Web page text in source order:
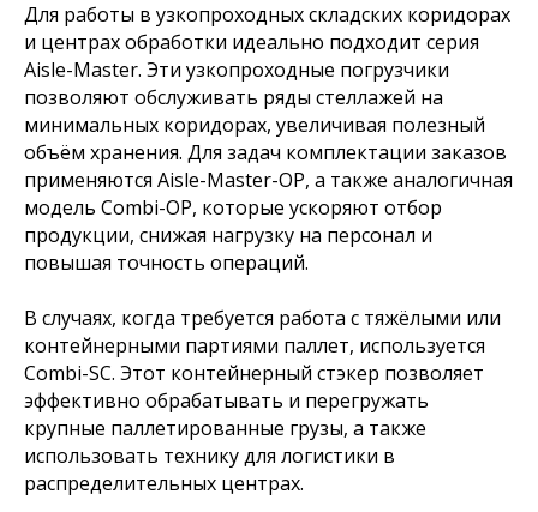
Для работы в узкопроходных складских коридорах
и центрах обработки идеально подходит серия
Aisle-Master. Эти узкопроходные погрузчики
позволяют обслуживать ряды стеллажей на
минимальных коридорах, увеличивая полезный
объём хранения. Для задач комплектации заказов
применяются Aisle-Master-OP, а также аналогичная
модель Combi-OP, которые ускоряют отбор
продукции, снижая нагрузку на персонал и
повышая точность операций.
В случаях, когда требуется работа с тяжёлыми или
контейнерными партиями паллет, используется
Combi-SC. Этот контейнерный стэкер позволяет
эффективно обрабатывать и перегружать
крупные паллетированные грузы, а также
использовать технику для логистики в
распределительных центрах.